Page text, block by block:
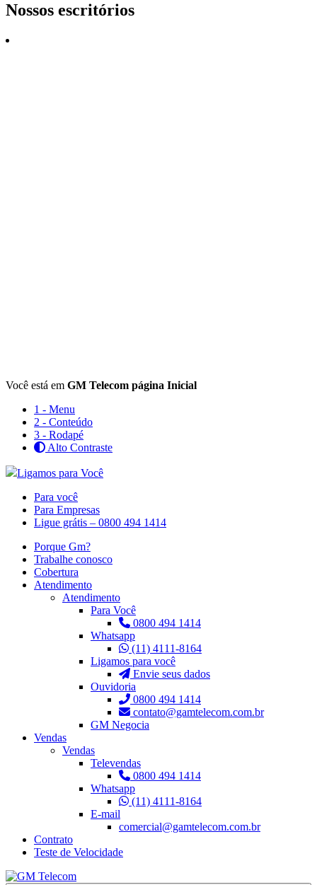
Nossos escritórios
Skip
content
Você está em GM Telecom página Inicial
1 - Menu
2 - Conteúdo
3 - Rodapé
Alto Contraste
Ligamos para Você
Para você
Para Empresas
Ligue grátis – 0800 494 1414
Porque Gm?
Trabalhe conosco
Cobertura
Atendimento
Atendimento
Para Você
0800 494 1414
Whatsapp
(11) 4111-8164
Ligamos para você
Envie seus dados
Ouvidoria
0800 494 1414
contato@gamtelecom.com.br
GM Negocia
Vendas
Vendas
Televendas
0800 494 1414
Whatsapp
(11) 4111-8164
E-mail
comercial@gamtelecom.com.br
Contrato
Teste de Velocidade